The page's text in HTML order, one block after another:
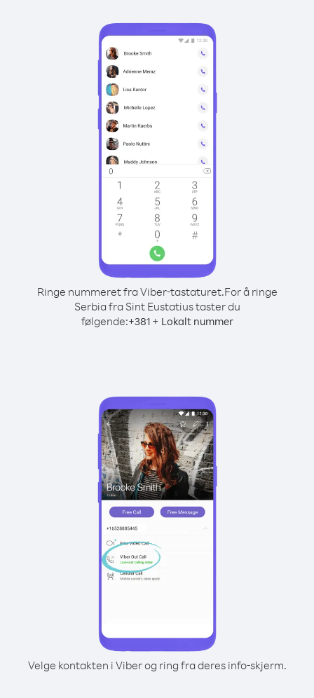
Ringe nummeret fra Viber-tastaturet.For å ringe
Serbia fra Sint Eustatius taster du
følgende:+381+ Lokalt nummer
Velge kontakten i Viber og ring fra deres info-skjerm.